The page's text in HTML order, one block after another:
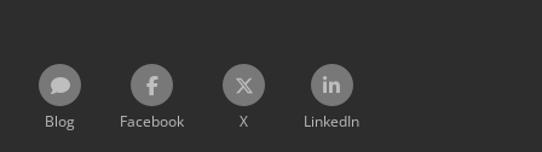
Blog Facebook X LinkedIn